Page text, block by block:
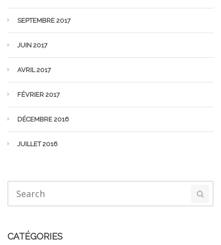
SEPTEMBRE 2017
JUIN 2017
AVRIL 2017
FÉVRIER 2017
DÉCEMBRE 2016
JUILLET 2016
CATÉGORIES